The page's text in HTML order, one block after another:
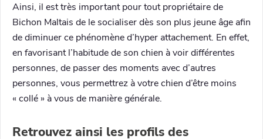
Ainsi, il est très important pour tout propriétaire de
Bichon Maltais de le socialiser dès son plus jeune âge afin
de diminuer ce phénomène d’hyper attachement. En effet,
en favorisant l’habitude de son chien à voir différentes
personnes, de passer des moments avec d’autres
personnes, vous permettrez à votre chien d’être moins
« collé » à vous de manière générale.
Retrouvez ainsi les profils des